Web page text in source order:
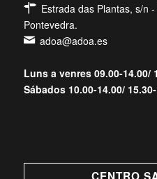
Estrada das Plantas, s/n
Pontevedra.
adoa@adoa.es
Luns a venres 09.00-14.00/
Sábados 10.00-14.00/